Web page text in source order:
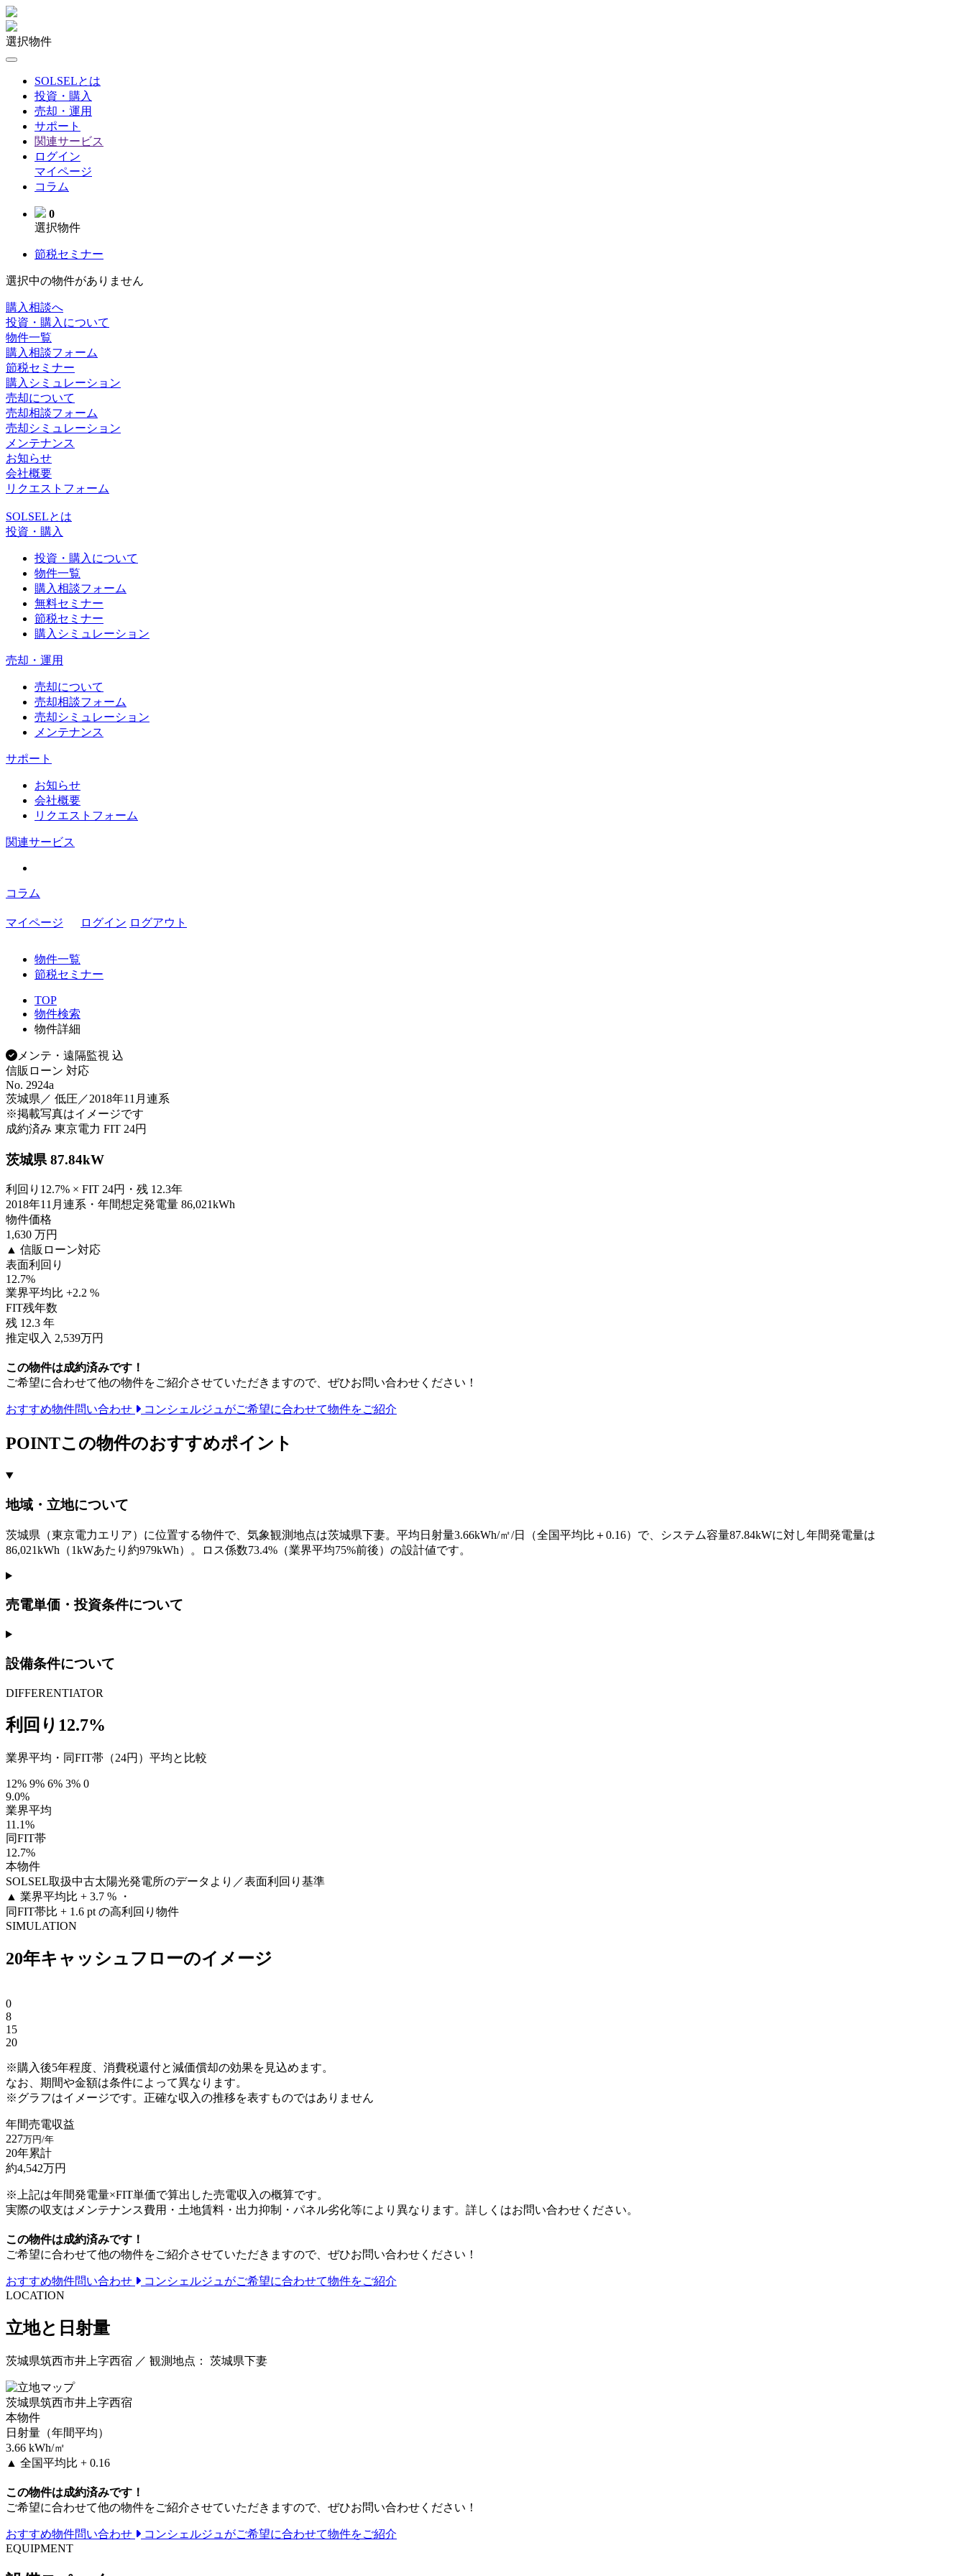
選択物件
SOLSELとは
投資・購入
売却・運用
サポート
関連サービス
ログイン
マイページ
コラム
0
選択物件
節税セミナー
選択中の物件がありません
購入相談へ
投資・購入について
物件一覧
購入相談フォーム
節税セミナー
購入シミュレーション
売却について
売却相談フォーム
売却シミュレーション
メンテナンス
お知らせ
会社概要
リクエストフォーム
SOLSELとは
投資・購入
投資・購入について
物件一覧
購入相談フォーム
無料セミナー
節税セミナー
購入シミュレーション
売却・運用
売却について
売却相談フォーム
売却シミュレーション
メンテナンス
サポート
お知らせ
会社概要
リクエストフォーム
関連サービス
コラム
マイページ ログイン ログアウト
物件一覧
節税セミナー
TOP
物件検索
物件詳細
メンテ・遠隔監視 込
信販ローン 対応
No. 2924a
茨城県／ 低圧／2018年11月連系
※掲載写真はイメージです
成約済み 東京電力 FIT 24円
茨城県 87.84kW
利回り12.7% × FIT 24円・残 12.3年
2018年11月連系・年間想定発電量 86,021kWh
物件価格
1,630 万円
▲ 信販ローン対応
表面利回り
12.7%
業界平均比 +2.2 %
FIT残年数
残 12.3 年
推定収入 2,539万円
この物件は成約済みです！
ご希望に合わせて他の物件をご紹介させていただきますので、ぜひお問い合わせください！
おすすめ物件問い合わせ コンシェルジュがご希望に合わせて物件をご紹介
POINTこの物件のおすすめポイント
地域・立地について
茨城県（東京電力エリア）に位置する物件で、気象観測地点は茨城県下妻。平均日射量3.66kWh/㎡/日（全国平均比＋0.16）で、システム容量87.84kWに対し年間発電量は
86,021kWh（1kWあたり約979kWh）。ロス係数73.4%（業界平均75%前後）の設計値です。
売電単価・投資条件について
設備条件について
DIFFERENTIATOR
利回り12.7%
業界平均・同FIT帯（24円）平均と比較
12% 9% 6% 3% 0
9.0%
業界平均
11.1%
同FIT帯
12.7%
本物件
SOLSEL取扱中古太陽光発電所のデータより／表面利回り基準
▲ 業界平均比 + 3.7 % ・
同FIT帯比 + 1.6 pt の高利回り物件
SIMULATION
20年キャッシュフローのイメージ
0
8
15
20
※購入後5年程度、消費税還付と減価償却の効果を見込めます。
なお、期間や金額は条件によって異なります。
※グラフはイメージです。正確な収入の推移を表すものではありません
年間売電収益
227万円/年
20年累計
約4,542万円
※上記は年間発電量×FIT単価で算出した売電収入の概算です。
実際の収支はメンテナンス費用・土地賃料・出力抑制・パネル劣化等により異なります。詳しくはお問い合わせください。
この物件は成約済みです！
ご希望に合わせて他の物件をご紹介させていただきますので、ぜひお問い合わせください！
おすすめ物件問い合わせ
コンシェルジュがご希望に合わせて物件をご紹介
LOCATION
立地と日射量
茨城県筑西市井上字西宿 ／ 観測地点： 茨城県下妻
茨城県筑西市井上字西宿
本物件
日射量（年間平均）
3.66 kWh/㎡
▲ 全国平均比 + 0.16
この物件は成約済みです！
ご希望に合わせて他の物件をご紹介させていただきますので、ぜひお問い合わせください！
おすすめ物件問い合わせ
コンシェルジュがご希望に合わせて物件をご紹介
EQUIPMENT